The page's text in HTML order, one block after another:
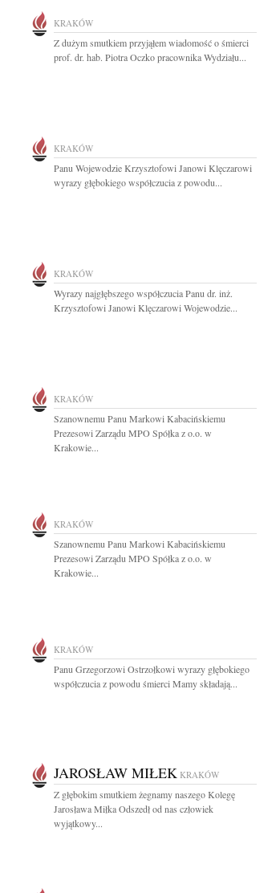
KRAKÓW
Z dużym smutkiem przyjąłem wiadomość o śmierci
prof. dr. hab. Piotra Oczko pracownika Wydziału...
KRAKÓW
Panu Wojewodzie Krzysztofowi Janowi Klęczarowi
wyrazy głębokiego współczucia z powodu...
KRAKÓW
Wyrazy najgłębszego współczucia Panu dr. inż.
Krzysztofowi Janowi Klęczarowi Wojewodzie...
KRAKÓW
Szanownemu Panu Markowi Kabacińskiemu
Prezesowi Zarządu MPO Spółka z o.o. w
Krakowie...
KRAKÓW
Szanownemu Panu Markowi Kabacińskiemu
Prezesowi Zarządu MPO Spółka z o.o. w
Krakowie...
KRAKÓW
Panu Grzegorzowi Ostrzołkowi wyrazy głębokiego
współczucia z powodu śmierci Mamy składają...
JAROSŁAW MIŁEK KRAKÓW
Z głębokim smutkiem żegnamy naszego Kolegę
Jarosława Miłka Odszedł od nas człowiek
wyjątkowy...